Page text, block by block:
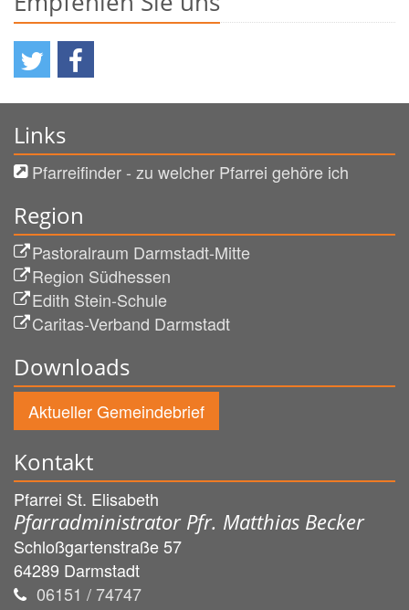
Links
Pfarreifinder - zu welcher Pfarrei gehöre ich
Region
Pastoralraum Darmstadt-Mitte
Region Südhessen
Edith Stein-Schule
Caritas-Verband Darmstadt
Downloads
Aktueller Gemeindebrief
Kontakt
Pfarrei St. Elisabeth
Pfarradministrator Pfr. Matthias Becker
Schloßgartenstraße 57
64289 Darmstadt
06151 / 74747